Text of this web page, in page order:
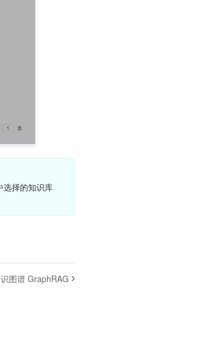
选择的知识库
图谱 GraphRAG